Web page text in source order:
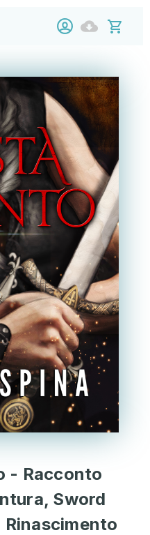
- Racconto
Sword